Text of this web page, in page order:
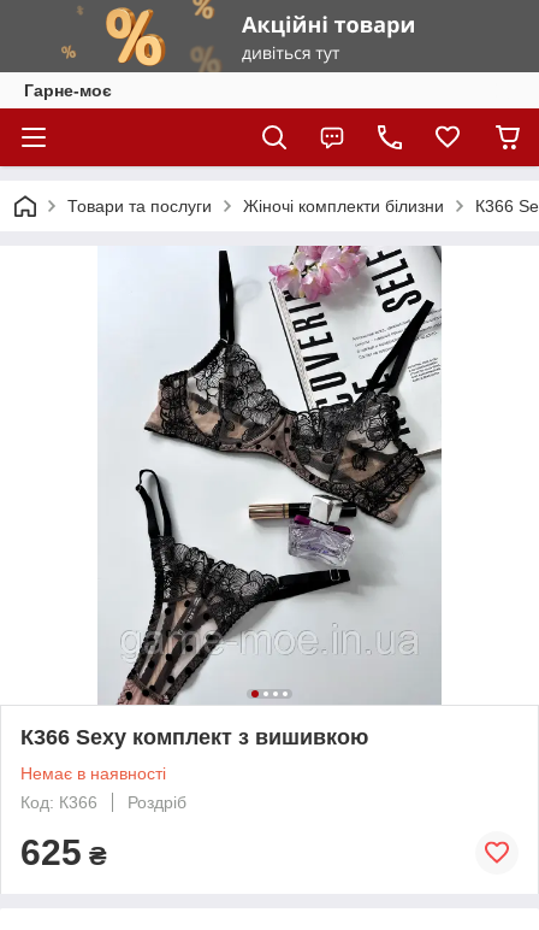
Гарне-моє
Товари та послуги Жіночі комплекти білизни К366
К366 Sexy комплект з вишивкою
Немає в наявності
Код: К366
Роздріб
625 ₴